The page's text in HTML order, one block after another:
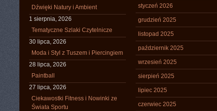
Dźwięki Natury i Ambient
1 sierpnia, 2026
Tematyczne Szlaki Czytelnicze
30 lipca, 2026
Moda i Styl z Tuszem i Piercingiem
28 lipca, 2026
Paintball
27 lipca, 2026
Ciekawostki Fitness i Nowinki ze
Świata Sportu
styczeń 2026
grudzień 2025
listopad 2025
październik 2025
wrzesień 2025
sierpień 2025
lipiec 2025
czerwiec 2025